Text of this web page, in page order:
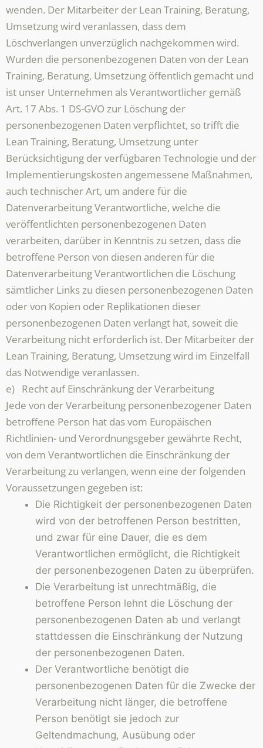
wenden. Der Mitarbeiter der Lean Training, Beratung,
Umsetzung wird veranlassen, dass dem
Löschverlangen unverzüglich nachgekommen wird.
Wurden die personenbezogenen Daten von der Lean
Training, Beratung, Umsetzung öffentlich gemacht und
ist unser Unternehmen als Verantwortlicher gemäß
Art. 17 Abs. 1 DS-GVO zur Löschung der
personenbezogenen Daten verpflichtet, so trifft die
Lean Training, Beratung, Umsetzung unter
Berücksichtigung der verfügbaren Technologie und der
Implementierungskosten angemessene Maßnahmen,
auch technischer Art, um andere für die
Datenverarbeitung Verantwortliche, welche die
veröffentlichten personenbezogenen Daten
verarbeiten, darüber in Kenntnis zu setzen, dass die
betroffene Person von diesen anderen für die
Datenverarbeitung Verantwortlichen die Löschung
sämtlicher Links zu diesen personenbezogenen Daten
oder von Kopien oder Replikationen dieser
personenbezogenen Daten verlangt hat, soweit die
Verarbeitung nicht erforderlich ist. Der Mitarbeiter der
Lean Training, Beratung, Umsetzung wird im Einzelfall
das Notwendige veranlassen.
e) Recht auf Einschränkung der Verarbeitung
Jede von der Verarbeitung personenbezogener Daten
betroffene Person hat das vom Europäischen
Richtlinien- und Verordnungsgeber gewährte Recht,
von dem Verantwortlichen die Einschränkung der
Verarbeitung zu verlangen, wenn eine der folgenden
Voraussetzungen gegeben ist:
Die Richtigkeit der personenbezogenen Daten
wird von der betroffenen Person bestritten,
und zwar für eine Dauer, die es dem
Verantwortlichen ermöglicht, die Richtigkeit
der personenbezogenen Daten zu überprüfen.
Die Verarbeitung ist unrechtmäßig, die
betroffene Person lehnt die Löschung der
personenbezogenen Daten ab und verlangt
stattdessen die Einschränkung der Nutzung
der personenbezogenen Daten.
Der Verantwortliche benötigt die
personenbezogenen Daten für die Zwecke der
Verarbeitung nicht länger, die betroffene
Person benötigt sie jedoch zur
Geltendmachung, Ausübung oder